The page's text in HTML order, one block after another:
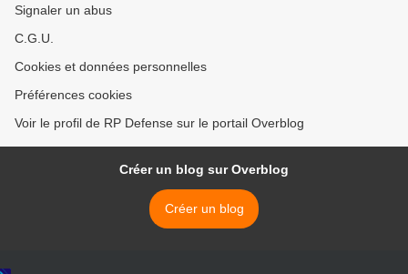
Signaler un abus
C.G.U.
Cookies et données personnelles
Préférences cookies
Voir le profil de RP Defense sur le portail Overblog
Créer un blog sur Overblog
Créer un blog